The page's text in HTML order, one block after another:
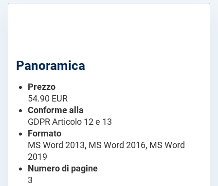
Panoramica
Prezzo
54.90 EUR
Conforme alla
GDPR Articolo 12 e 13
Formato
MS Word 2013, MS Word 2016, MS Word
2019
Numero di pagine
3